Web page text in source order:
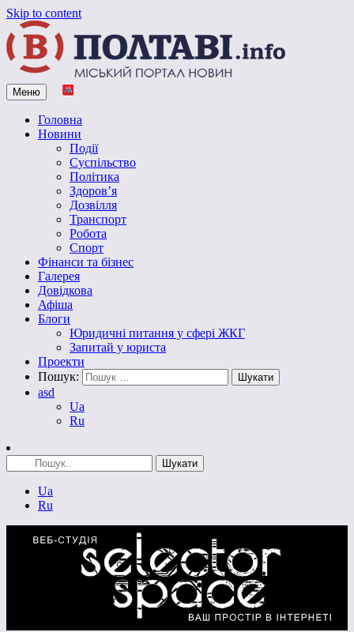
Skip to content
Vpoltave.info
Полтавський портал новин
Меню
Головна
Новини
Події
Суспільство
Політика
Здоров’я
Дозвілля
Транспорт
Робота
Спорт
Фінанси та бізнес
Галерея
Довідкова
Афіша
Блоги
Юридичні питання у сфері ЖКГ
Запитай у юриста
Проекти
Пошук:
asd
Ua
Ru
Ua
Ru